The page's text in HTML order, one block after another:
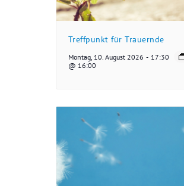
Treffpunkt für Trauernde
Montag, 10. August 2026
@ 16:00
- 17:30